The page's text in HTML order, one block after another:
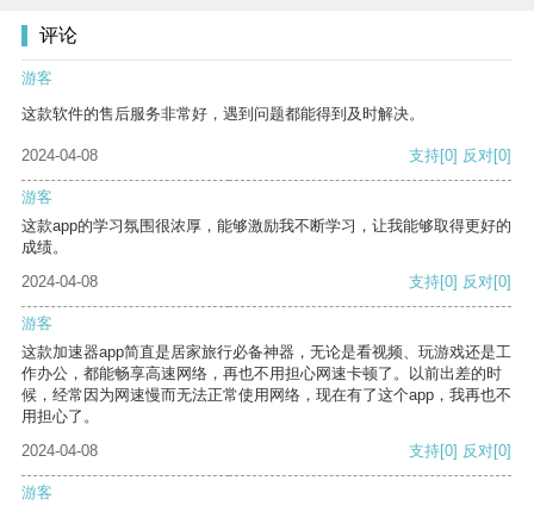
评论
游客
这款软件的售后服务非常好，遇到问题都能得到及时解决。
2024-04-08 支持[0] 反对[0]
游客
这款app的学习氛围很浓厚，能够激励我不断学习，让我能够取得更好的
成绩。
2024-04-08
支持[0] 反对[0]
游客
这款加速器app简直是居家旅行必备神器，无论是看视频、玩游戏还是工
作办公，都能畅享高速网络，再也不用担心网速卡顿了。以前出差的时
候，经常因为网速慢而无法正常使用网络，现在有了这个app，我再也不
用担心了。
2024-04-08
支持[0] 反对[0]
游客